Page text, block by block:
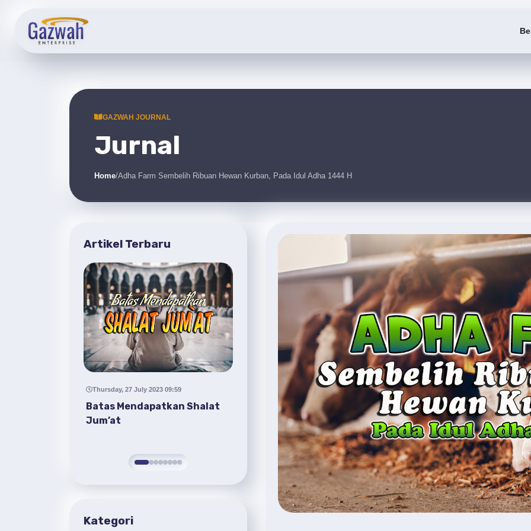
GAZWAH JOURNAL
Jurnal
Home/Adha Farm Sembelih Ribuan Hewan Kurban, Pada Idul Adha 1444 H
Artikel Terbaru
Thursday, 27 July 2023 09:59
Batas Mendapatkan Shalat
Jum’at
Monday, 24 July 2023 09:28
Puasa Sehari Menghapuskan
Dosa Setahun
Monday, 24 July 2023 09:17
Para Jemaah Haji Furoda
1444 H Puas Dengan
Pelayanan Uhud Tour
Kategori